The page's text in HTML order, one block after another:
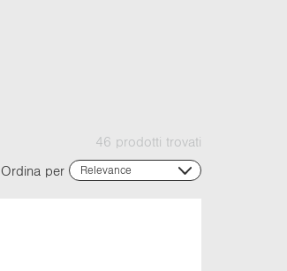
46 prodotti trovati
Ordina per
Relevance